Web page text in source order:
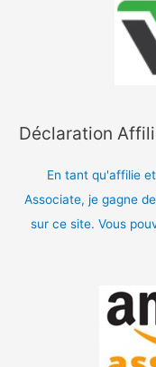
Déclaration
En tant qu'affilie
Associate, je gagne
sur ce site. Vous